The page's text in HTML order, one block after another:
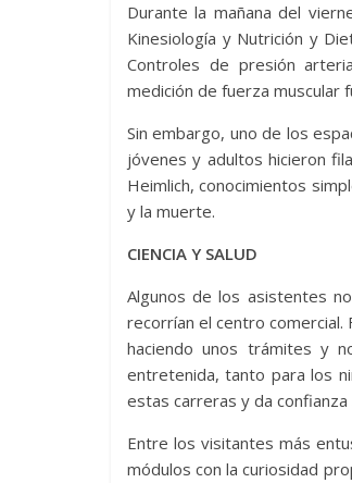
Durante la mañana del
Kinesiología y Nutrición y
Controles de presión
medición de fuerza muscular
Sin embargo, uno de los
jóvenes y adultos hicieron
Heimlich, conocimientos
y la muerte.
CIENCIA Y SALUD
Algunos de los asistentes
recorrían el centro comercial.
haciendo unos trámites y
entretenida, tanto para los
estas carreras y da
Entre los visitantes más
módulos con la curiosidad